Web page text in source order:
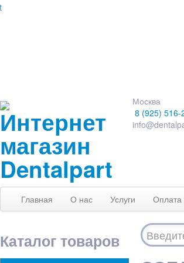
Москва
8 (925) 516-
Главная О нас Услуги Оплата
Каталог товаров